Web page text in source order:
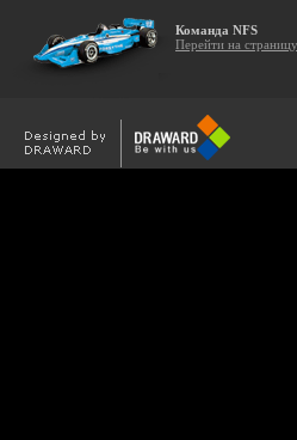
Команда NFS
Перейти на страницу